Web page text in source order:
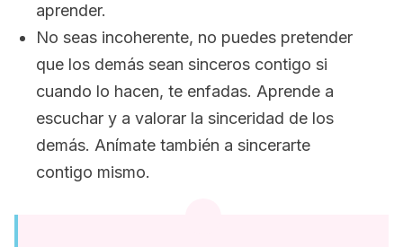
aprender.
No seas incoherente, no puedes pretender
que los demás sean sinceros contigo si
cuando lo hacen, te enfadas. Aprende a
escuchar y a valorar la sinceridad de los
demás. Anímate también a sincerarte
contigo mismo.